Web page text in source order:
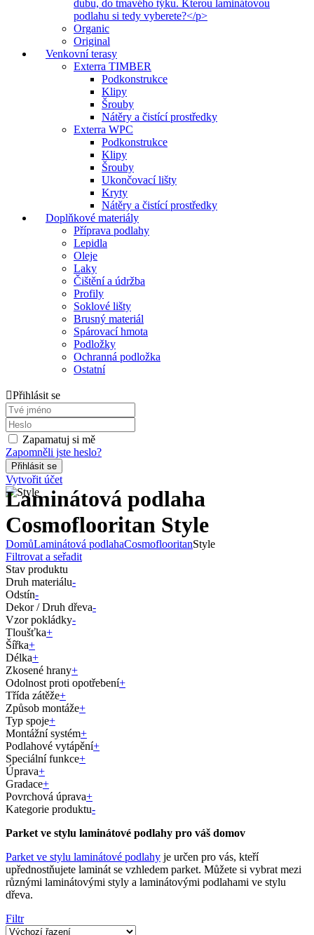
dubu, do tmavého týku. Kterou laminátovou
podlahu si tedy vyberete?</p>
Organic
Original
Venkovní terasy
Exterra TIMBER
Podkonstrukce
Klipy
Šrouby
Nátěry a čistící prostředky
Exterra WPC
Podkonstrukce
Klipy
Šrouby
Ukončovací lišty
Kryty
Nátěry a čistící prostředky
Doplňkové materiály
Příprava podlahy
Lepidla
Oleje
Laky
Čištění a údržba
Profily
Soklové lišty
Brusný materiál
Spárovací hmota
Podložky
Ochranná podložka
Ostatní
Přihlásit se
Zapamatuj si mě
Zapomněli jste heslo?
Vytvořit účet
Laminátová podlaha
Cosmoflooritan Style
DomůLaminátová podlahaCosmoflooritanStyle
Filtrovat a seřadit
Stav produktu
Druh materiálu-
Odstín-
Dekor / Druh dřeva-
Vzor pokládky-
Tloušťka+
Šířka+
Délka+
Zkosené hrany+
Odolnost proti opotřebení+
Třída zátěže+
Způsob montáže+
Typ spoje+
Montážní systém+
Podlahové vytápění+
Speciální funkce+
Úprava+
Gradace+
Povrchová úprava+
Kategorie produktu-
Parket ve stylu laminátové podlahy pro váš domov
Parket ve stylu laminátové podlahy je určen pro vás, kteří
upřednostňujete laminát se vzhledem parket. Můžete si vybrat mezi
různými laminátovými styly a laminátovými podlahami ve stylu
dřeva.
Filtr